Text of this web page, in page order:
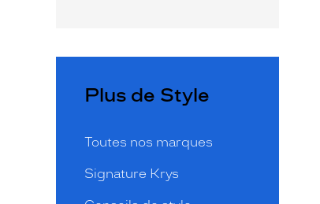
Plus de Style
Toutes nos marques
Signature Krys